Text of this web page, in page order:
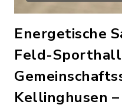
Energetische
Feld-
Kellinghusen –